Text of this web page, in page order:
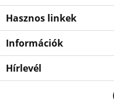
Hasznos linkek
Információk
Hírlevél